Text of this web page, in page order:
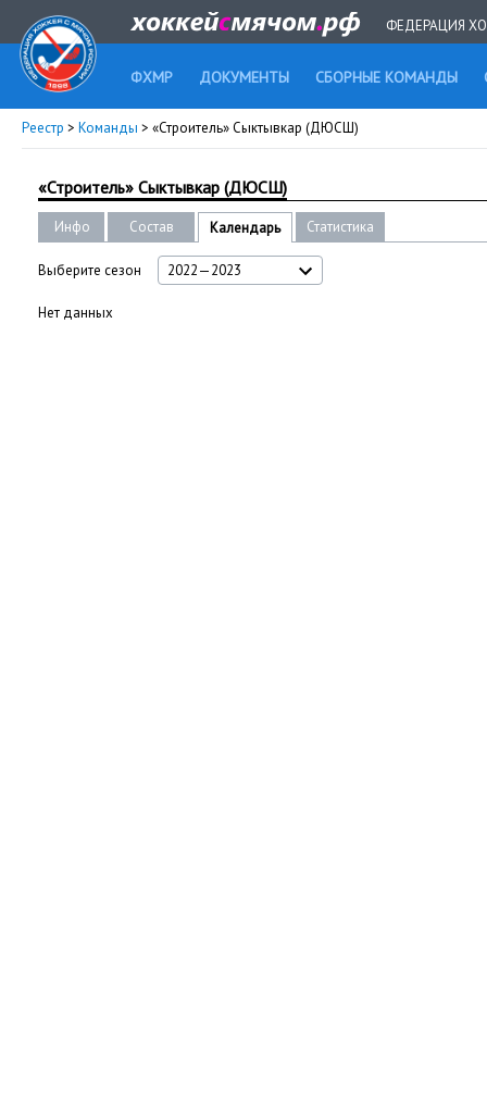
ФЕДЕРАЦИЯ
ФХМР ДОКУМЕНТЫ СБОРНЫЕ КОМАНДЫ
Реестр > Команды > «Строитель» Сыктывкар (ДЮСШ)
«Строитель» Сыктывкар (ДЮСШ)
Инфо Состав Календарь Статистика
Выберите сезон 2022—2023
Нет данных